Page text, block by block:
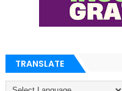
TRANSLATE